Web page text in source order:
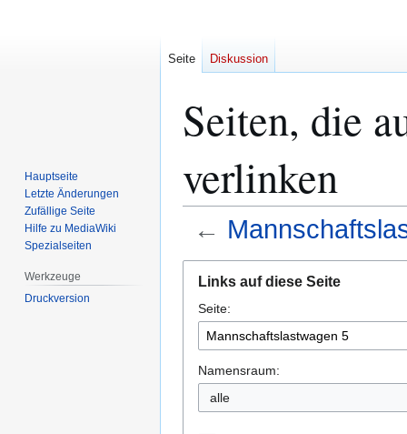
Seiten, die
verlinken
←
Navigation
springen
Suche
springen
Links auf diese Seite
Seite:
Namensraum:
alle
Seite Diskussion
Hauptseite
Letzte Änderungen
Zufällige Seite
Hilfe zu MediaWiki
Spezialseiten
Werkzeuge
Druckversion